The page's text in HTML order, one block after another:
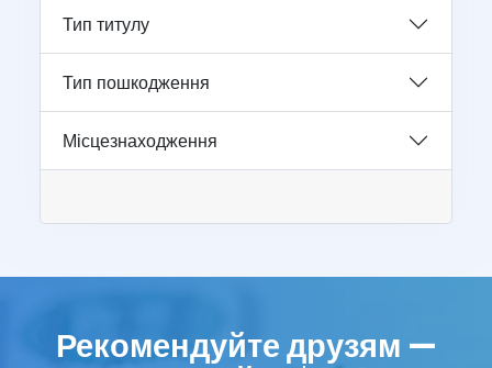
Тип титулу
Тип пошкодження
Місцезнаходження
Рекомендуйте друзям —